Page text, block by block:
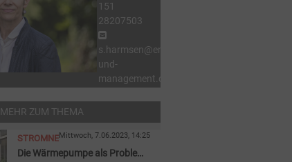
151
28207503
s.harmsen@energie-
und-
management.de
MEHR ZUM THEMA
STROMNETZMittwoch, 7.06.2023, 14:25
Die Wärmepumpe als Problem